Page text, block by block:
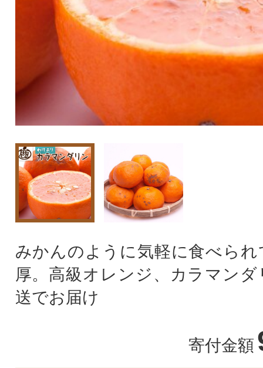
みかんのように気軽に食べられ
厚。高級オレンジ、カラマン
送でお届け
寄付金額